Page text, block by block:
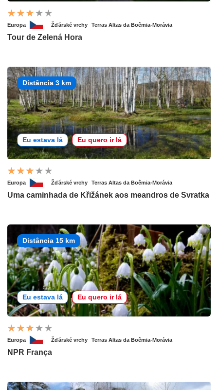
Europa Žďárské vrchy Terras Altas da Boêmia-Morávia
Tour de Zelená Hora
Distância 3 km
Eu estava lá Eu quero ir lá
Europa Žďárské vrchy Terras Altas da Boêmia-Morávia
Uma caminhada de Křižánek aos meandros de Svratka
Distância 15 km
Eu estava lá Eu quero ir lá
Europa Žďárské vrchy Terras Altas da Boêmia-Morávia
NPR França